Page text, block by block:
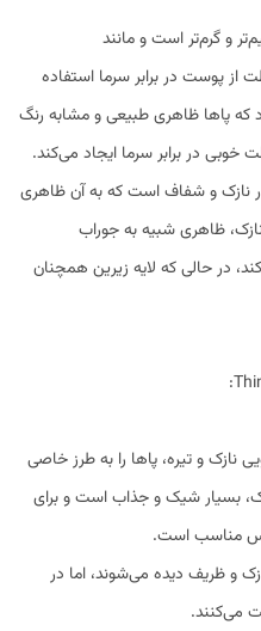
و گرم‌تر است و مانند
پوست در برابر سرما استفاده
که پاها ظاهری طبیعی و مشابه رنگ
در برابر سرما ایجاد می‌کند.
نازک و شفاف است که به آن ظاهری
ظاهری شبیه به جوراب
در حالی که لایه زیرین همچنان
نازک و تیره، پاها را به طرز خاصی
بسیار شیک و جذاب است و برای
مناسب است.
و ظریف دیده می‌شوند، اما در
می‌کنند.